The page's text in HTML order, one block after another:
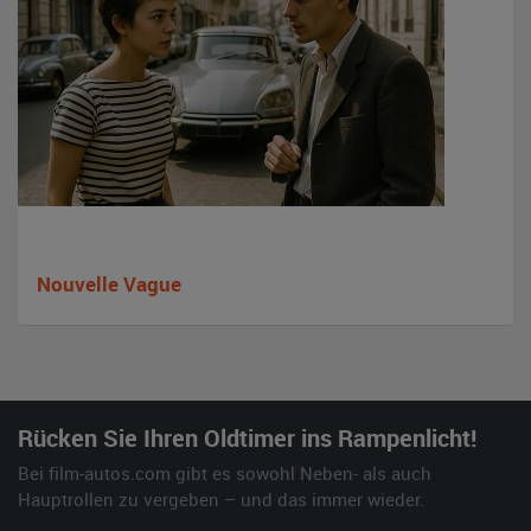
Nouvelle Vague
Rücken Sie Ihren Oldtimer ins Rampenlicht!
Bei film-autos.com gibt es sowohl Neben- als auch
Hauptrollen zu vergeben – und das immer wieder.